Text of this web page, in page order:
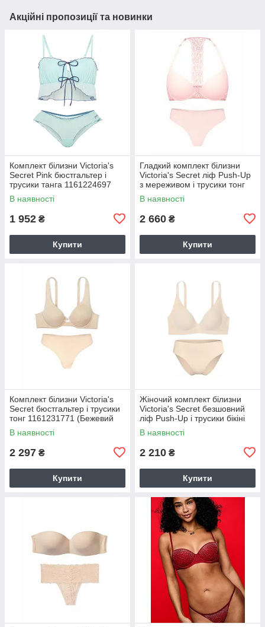
Акційні пропозиції та новинки
Комплект білизни Victoria's
Secret Pink бюстгальтер і
трусики танга 1161224697
(Блакитний XS)
В наявності
1 952 ₴
Купити
Гладкий комплект білизни
Victoria's Secret ліф Push-Up
з мереживом і трусики тонг
1161227960 (Рожевий 34A/S)
В наявності
2 660 ₴
Купити
Комплект білизни Victoria's
Secret бюстгальтер і трусики
тонг 1161231771 (Бежевий
32C/XS)
В наявності
2 297 ₴
Купити
Жіночий комплект білизни
Victoria's Secret безшовний
ліф Push-Up і трусики бікіні
1161234087 (Бежевий L)
В наявності
2 210 ₴
Купити